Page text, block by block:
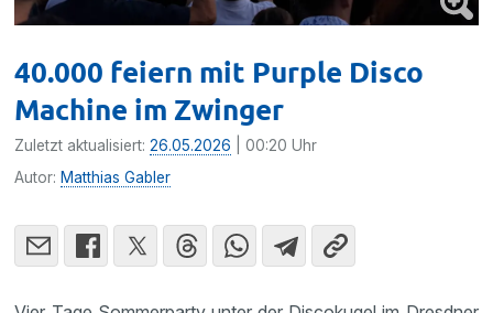
40.000 feiern mit Purple Disco
Machine im Zwinger
Zuletzt aktualisiert:26.05.2026 | 00:20 Uhr
Autor: Matthias Gabler